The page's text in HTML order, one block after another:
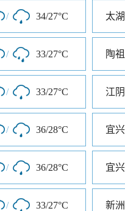
/ 34/27°C 太
/ 33/27°C 陶
/ 33/27°C 江
/ 36/28°C 宜
/ 36/28°C 宜
/ 33/27°C 新